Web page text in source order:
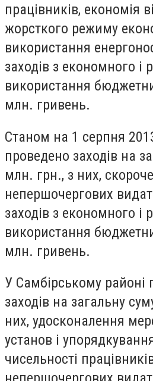
працівників, економія
жорсткого режиму
використання
заходів з економного і
використання
млн. гривень.
Станом на 1 серпня
проведено заходів на
млн. грн., з них,
непершочергових
заходів з економного і
використання
млн. гривень.
У Самбірському районі
заходів на загальну
них, удосконалення
установ і
чисельності